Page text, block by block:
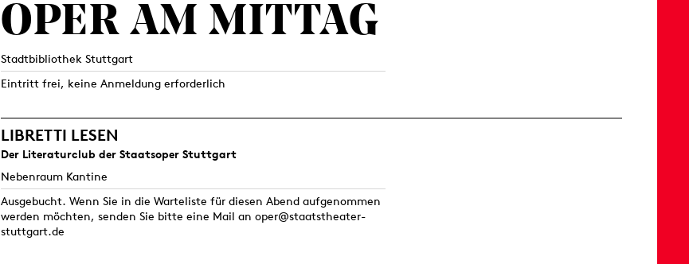
OPER AM MITTAG
Stadtbibliothek Stuttgart
Eintritt frei, keine Anmeldung erforderlich
LIBRETTI LESEN
Der Literaturclub der Staatsoper Stuttgart
Nebenraum Kantine
Ausgebucht. Wenn Sie in die Warteliste für diesen Abend aufgenommen
werden möchten, senden Sie bitte eine Mail an oper@staatstheater-
stuttgart.de